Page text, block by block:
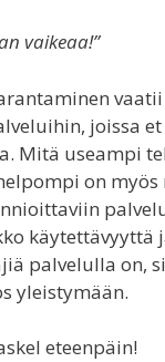
vaikeaa!”
joissa et
Mitä useampi
on
käytettävyyttä
palvelulla on,
yleistymään.
eteenpäin!